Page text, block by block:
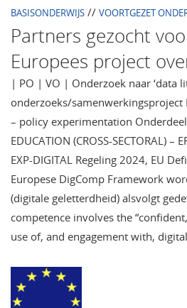
BASISONDERWIJS // VOORTGEZET
Partners gezocht
Europees project
| PO | VO | Onderzoek naar ‘data
onderzoeks/samenwerkingsproject
– policy experimentation
EDUCATION (CROSS-SECTORAL) –
EXP-DIGITAL Regeling 2024, EU
Europese DigComp Framework
(digitale geletterdheid) alsvolgt
competence involves the
use of, and engagement with,